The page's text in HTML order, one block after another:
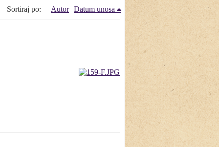
Sortiraj po: Autor Datum unosa